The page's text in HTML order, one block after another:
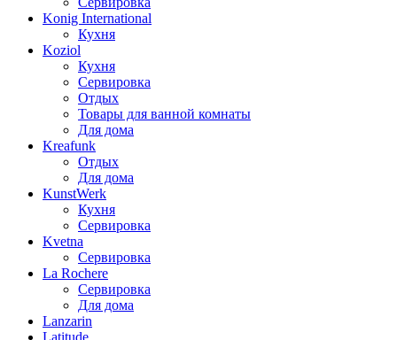
Konig International
Кухня
Koziol
Кухня
Сервировка
Отдых
Товары для ванной комнаты
Для дома
Kreafunk
Отдых
Для дома
KunstWerk
Кухня
Сервировка
Kvetna
Сервировка
La Rochere
Сервировка
Для дома
Lanzarin